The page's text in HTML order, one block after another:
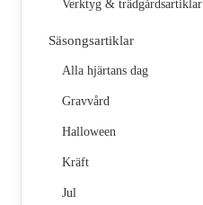
Verktyg & trädgårdsartiklar
Säsongsartiklar
Alla hjärtans dag
Gravvård
Halloween
Kräft
Jul